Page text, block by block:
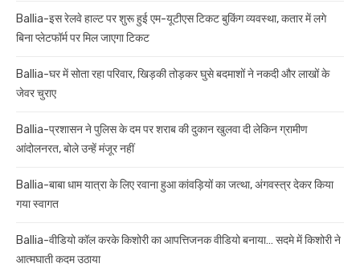
Ballia-इस रेलवे हाल्ट पर शुरू हुई एम-यूटीएस टिकट बुकिंग व्यवस्था, कतार में लगे
बिना प्लेटफॉर्म पर मिल जाएगा टिकट
Ballia-घर में सोता रहा परिवार, खिड़की तोड़कर घुसे बदमाशों ने नकदी और लाखों के
जेवर चुराए
Ballia-प्रशासन ने पुलिस के दम पर शराब की दुकान खुलवा दी लेकिन ग्रामीण
आंदोलनरत, बोले उन्हें मंजूर नहीं
Ballia-बाबा धाम यात्रा के लिए रवाना हुआ कांवड़ियों का जत्था, अंगवस्त्र देकर किया
गया स्वागत
Ballia-वीडियो कॉल करके किशोरी का आपत्तिजनक वीडियो बनाया… सदमे में किशोरी ने
आत्मघाती कदम उठाया